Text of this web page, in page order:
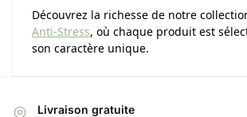
Découvrez la richesse de notre
Anti-Stress, où chaque produit est
son caractère unique.
Livraison gratuite